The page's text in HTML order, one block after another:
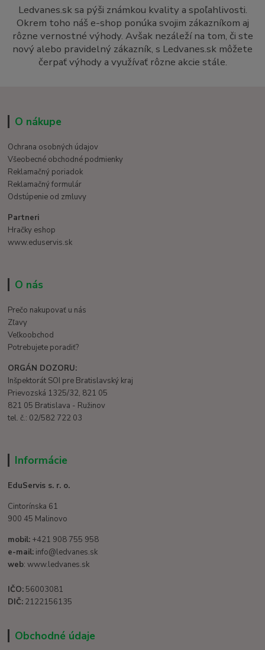
Ledvanes.sk sa pýši známkou kvality a spoľahlivosti.
Okrem toho náš e-shop ponúka svojim zákazníkom aj
rôzne vernostné výhody. Avšak nezáleží na tom, či ste
nový alebo pravidelný zákazník, s Ledvanes.sk môžete
čerpať výhody a využívať rôzne akcie stále.
O nákupe
Ochrana osobných údajov
Všeobecné obchodné podmienky
Reklamačný poriadok
Reklamačný formulár
Odstúpenie od zmluvy
Partneri
Hračky eshop
www.eduservis.sk
O nás
Prečo nakupovať u nás
Zľavy
Veľkoobchod
Potrebujete poradiť?
ORGÁN DOZORU:
Inšpektorát SOI pre Bratislavský kraj
Prievozská 1325/32, 821 05
821 05 Bratislava - Ružinov
tel. č.: 02/582 722 03
Informácie
EduServis s. r. o.
Cintorínska 61
900 45 Malinovo
mobil: +421 908 755 958
e-mail: info@ledvanes.sk
web: www.ledvanes.sk
IČO: 56003081
DIČ: 2122156135
Obchodné údaje